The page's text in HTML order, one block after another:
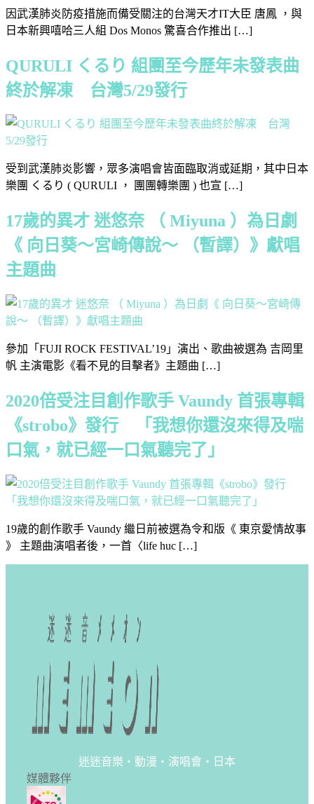
因武漢肺炎防疫措施而備受關注的台灣天才IT大臣 唐鳳 ，與
日本新興嘻哈三人組 Dos Monos 驚喜合作推出 […]
QURULI くるり 組團至今歷年未發表曲
終於解凍 台灣5/29發行
受到武漢肺炎影響，眾多演唱會皆面臨取消或延期，其中日本
樂團 くるり ( QURULI ， 團團轉樂團 ) 也宣 […]
17歲的異才 迷悠奈 （ Miyuna ）為日劇
《 向日葵～宮崎傳說～ （暫譯）》獻唱
主題曲
參加「FUJI ROCK FESTIVAL’19」演出、歌曲被選為 吉岡里
帆 主演電影《看不見的目擊者》主題曲 […]
2020倍受注目創作歌手 Vaundy 首張專輯
《strobo》發行 「我想你還沒來得及喘
口氣，就已經一口氣聽完了」
19歲的創作歌手 Vaundy 繼日前被選為令和版《 東京愛情故事
》 主題曲演唱者後，一首〈life huc […]
迷迷音樂・動漫・演唱會・日本
媒體夥伴